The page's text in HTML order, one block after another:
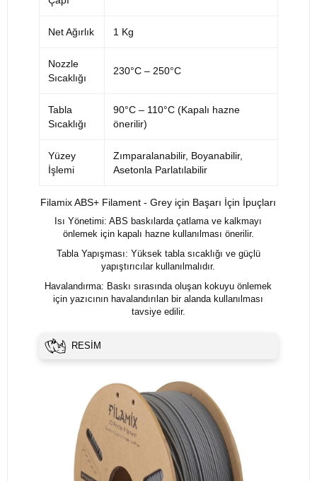
Net Ağırlık 1 Kg
Nozzle
Sıcaklığı
230°C – 250°C
Tabla
Sıcaklığı
90°C – 110°C (Kapalı hazne
önerilir)
Yüzey
İşlemi
Zımparalanabilir, Boyanabilir,
Asetonla Parlatılabilir
Filamix ABS+ Filament - Grey için Başarı İçin İpuçları
Isı Yönetimi: ABS baskılarda çatlama ve kalkmayı
önlemek için kapalı hazne kullanılması önerilir.
Tabla Yapışması: Yüksek tabla sıcaklığı ve güçlü
yapıştırıcılar kullanılmalıdır.
Havalandırma: Baskı sırasında oluşan kokuyu önlemek
için yazıcının havalandırılan bir alanda kullanılması
tavsiye edilir.
RESİM